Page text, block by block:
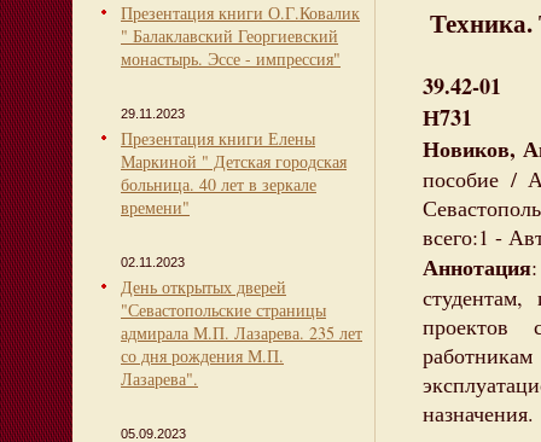
Презентация книги О.Г.Ковалик
" Балаклавский Георгиевский
монастырь. Эссе - импрессия"
29.11.2023
Презентация книги Елены
Маркиной " Детская городская
больница. 40 лет в зеркале
времени"
02.11.2023
День открытых дверей
"Севастопольские страницы
адмирала М.П. Лазарева. 235 лет
со дня рождения М.П.
Лазарева".
05.09.2023
Техника.
39.42-01
Н731
Новиков,
пособие /
всего:1 -
Аннотация
проектов
назначения.